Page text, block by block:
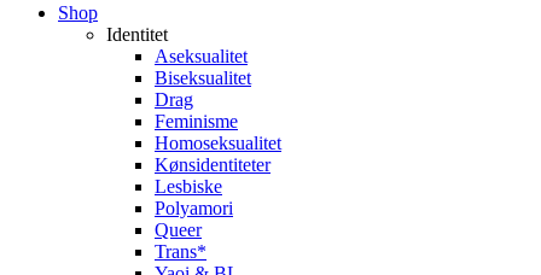
Close
Shop
Identitet
Aseksualitet
Biseksualitet
Drag
Feminisme
Homoseksualitet
Kønsidentiteter
Lesbiske
Polyamori
Queer
Trans*